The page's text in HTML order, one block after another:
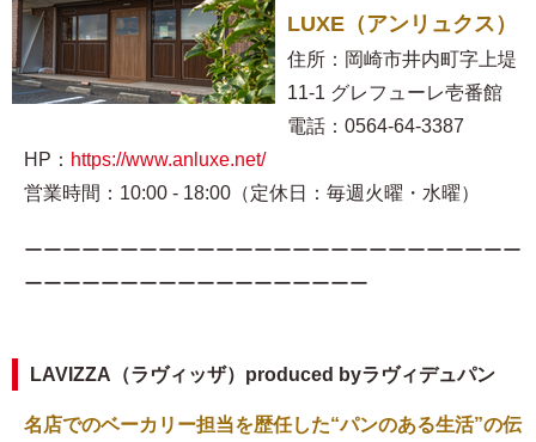
LUXE（アンリュクス）
住所：岡崎市井内町字上堤
11-1 グレフューレ壱番館
電話：0564-64-3387
HP： https://www.anluxe.net/
営業時間：10:00 - 18:00（定休日：毎週火曜・水曜）
ーーーーーーーーーーーーーーーーーーーーーーーーーー
ーーーーーーーーーーーーーーーーーー
LAVIZZA（ラヴィッザ）produced byラヴィデュパン
名店でのベーカリー担当を歴任した“パンのある生活”の伝